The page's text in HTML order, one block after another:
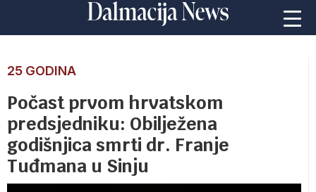
25 GODINA
Počast prvom hrvatskom
predsjedniku: Obilježena
godišnjica smrti dr. Franje
Tuđmana u Sinju